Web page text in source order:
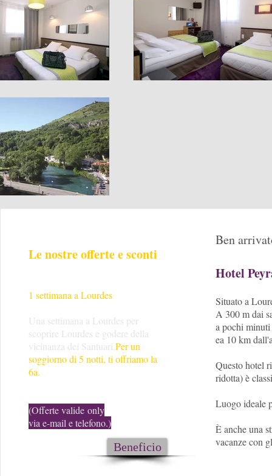
Ben
Hotel
Situato a
A 300 m dai
a pochi
ea 10 km
Questo hotel
ridotta) è
Luogo ideale
È anche una
vacanze con
Le nostre offerte e sconti
1 settimana a Lourdes
Una settimana a Lourdes per
scoprire Lourdes e godere della
vicinanza dei Santuari. Per un
soggiorno di 5 notti, ti offriamo la
6a.
(Offerte valide only
via e-mail e telefono.)
Beneficio